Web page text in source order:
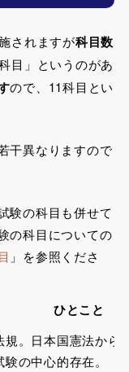
されますが科目数
目」というのがあ
ので、11科目とい
干異なりますので
験の科目も併せて
の科目についての
」を参照くださ
ひとこと
。日本国憲法から
の中心的存在。